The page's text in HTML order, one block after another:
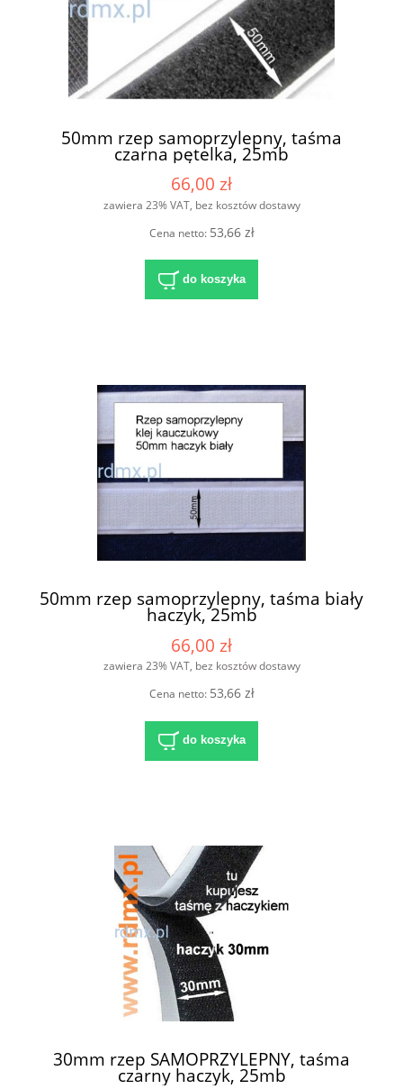
50mm rzep samoprzylepny, taśma
czarna pętelka, 25mb
66,00 zł
zawiera 23% VAT, bez kosztów dostawy
Cena netto: 53,66 zł
do koszyka
50mm rzep samoprzylepny, taśma biały
haczyk, 25mb
66,00 zł
zawiera 23% VAT, bez kosztów dostawy
Cena netto: 53,66 zł
do koszyka
30mm rzep SAMOPRZYLEPNY, taśma
czarny haczyk, 25mb